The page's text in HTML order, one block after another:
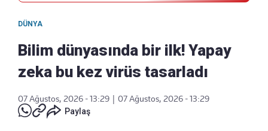
DÜNYA
Bilim dünyasında bir ilk! Yapay
zeka bu kez virüs tasarladı
07 Ağustos, 2026 - 13:29 | 07 Ağustos, 2026 - 13:29
Paylaş